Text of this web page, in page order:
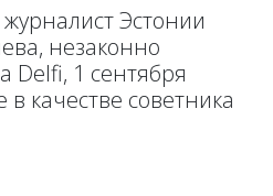
Эстонии
незаконно
Delfi, 1 сентября
в качестве советника